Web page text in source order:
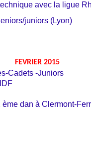
avec la ligue
juniors (Lyon)
FEVRIER 2015
Cadets -Juniors
ème dan à Clermont-